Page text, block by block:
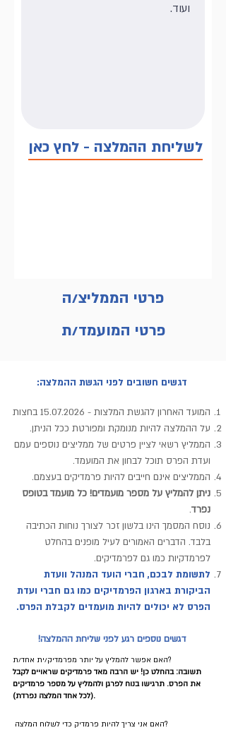
לשליחת ההמלצה - לחץ כאן
פרטי הממליצ/ה
פרטי המועמד/ת
דגשים חשובים לפני הגשת ההמלצה:
המועד האחרון להגשת המלצות - 15.07.2026 בחצות
על ההמלצה להיות מנומקת ומפורטת ככל הניתן.
הממליץ רשאי לציין פרטים של ממליצים נוספים עמם
ועדת הפרס תוכל לבחון את המועמד.
הממליצים אינם חייבים להיות פרמדיקים בעצמם.
ניתן להמליץ על מספר מועמדים! כל מועמד בטופס
נפרד.
נוסח המסמך הינו בלשון זכר לצורך נוחות הכתיבה
בלבד. הדברים האמורים לעיל מופנים בהחלט
לפרמדקיות כמו גם לפרמדיקים.
לתשומת לבכם, חברי הועד המנהל וועדת
הביקורת בארגון הפרמדיקים כמו גם חברי ועדת
הפרס לא יכולים להיות מועמדים לקבלת הפרס.
דגשים נוספים רגע לפני שליחת ההמלצה!
האם אפשר להמליץ על יותר מפרמדיק/ית אחד/ת?
תשובה: בהחלט כן! יש הרבה מאד פרמדיקים שראויים לקבל
את הפרס. תרגישו בנוח לפרגן ולהמליץ על מספר פרמדיקים
(לכל אחד המלצה נפרדת).
האם אני צריך להיות פרמדיק כדי לשלוח המלצה?